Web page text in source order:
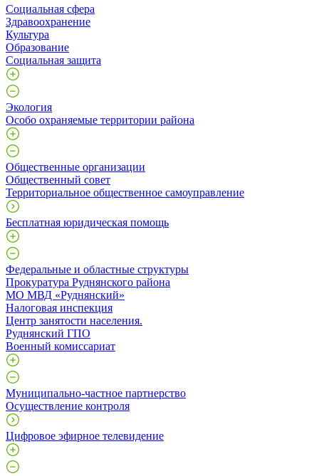
Социальная сфера
Здравоохранение
Культура
Образование
Социальная защита
Экология
Особо охраняемые территории района
Общественные организации
Общественный совет
Территориальное общественное самоуправление
Бесплатная юридическая помощь
Федеральные и областные структуры
Прокуратура Руднянского района
МО МВД «Руднянский»
Налоговая инспекция
Центр занятости населения.
Руднянский ГПО
Военный комиссариат
Муниципально-частное партнерство
Осуществление контроля
Цифровое эфирное телевидение